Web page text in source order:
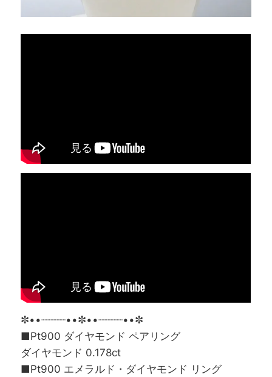
✼••┈┈┈┈••✼••┈┈┈┈••✼
■Pt900 ダイヤモンド ペアリング
ダイヤモンド 0.178ct
■Pt900 エメラルド・ダイヤモンド リング